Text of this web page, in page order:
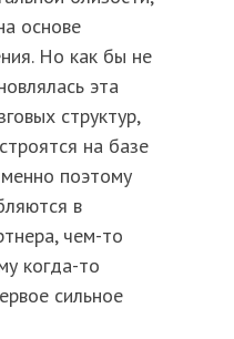
основе
Но как бы не
эта
структур,
на базе
поэтому
в
чем-то
когда-то
сильное